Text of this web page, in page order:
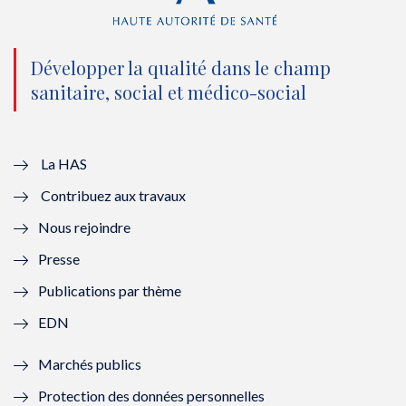
n
o
u
l
l
f
n
(
n
o
e
e
n
o
u
(
n
o
Développer la qualité dans le champ
sanitaire, social et médico-social
La HAS
Contribuez aux travaux
Nous rejoindre
Presse
Publications par thème
EDN
Marchés publics
Protection des données personnelles